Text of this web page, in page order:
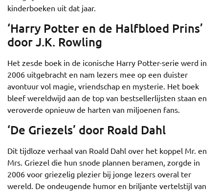
kinderboeken uit dat jaar.
‘Harry Potter en de Halfbloed Prins’
door J.K. Rowling
Het zesde boek in de iconische Harry Potter-serie werd in
2006 uitgebracht en nam lezers mee op een duister
avontuur vol magie, vriendschap en mysterie. Het boek
bleef wereldwijd aan de top van bestsellerlijsten staan en
veroverde opnieuw de harten van miljoenen fans.
‘De Griezels’ door Roald Dahl
Dit tijdloze verhaal van Roald Dahl over het koppel Mr. en
Mrs. Griezel die hun snode plannen beramen, zorgde in
2006 voor griezelig plezier bij jonge lezers overal ter
wereld. De ondeugende humor en briljante vertelstijl van